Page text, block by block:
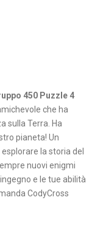
450 Puzzle 4
che ha
sulla Terra. Ha
pianeta! Un
la storia del
nuovi enigmi
e le tue abilità
CodyCross